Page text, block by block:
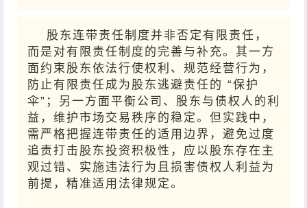
股东连带责任制度并非否定有限责任，
而是对有限责任制度的完善与补充。其一方
面约束股东依法行使权利、规范经营行为，
防止有限责任成为股东逃避责任的 “保护
伞”；另一方面平衡公司、股东与债权人的利
益，维护市场交易秩序的稳定。但实践中，
需严格把握连带责任的适用边界，避免过度
追责打击股东投资积极性，应以股东存在主
观过错、实施违法行为且损害债权人利益为
前提，精准适用法律规定。